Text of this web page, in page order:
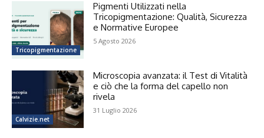
Tricopigmentazione
Pigmenti Utilizzati nella
Tricopigmentazione: Qualità, Sicurezza
e Normative Europee
5 Agosto 2026
Calvizie.net
Microscopia avanzata: il Test di Vitalità
e ciò che la forma del capello non
rivela
31 Luglio 2026